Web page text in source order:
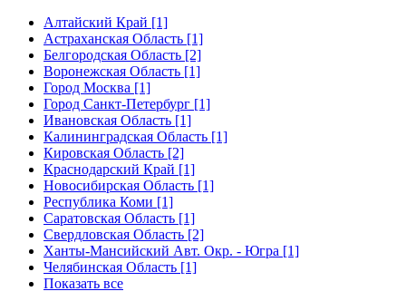
Алтайский Край [1]
Астраханская Область [1]
Белгородская Область [2]
Воронежская Область [1]
Город Москва [1]
Город Санкт-Петербург [1]
Ивановская Область [1]
Калининградская Область [1]
Кировская Область [2]
Краснодарский Край [1]
Новосибирская Область [1]
Республика Коми [1]
Саратовская Область [1]
Свердловская Область [2]
Ханты-Мансийский Авт. Окр. - Югра [1]
Челябинская Область [1]
Показать все